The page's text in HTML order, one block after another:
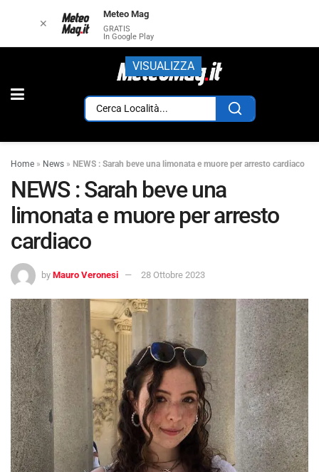
Home » News » NEWS : Sarah beve una limonata e muore per arresto cardiaco
NEWS : Sarah beve una
limonata e muore per arresto
cardiaco
by Mauro Veronesi 28 Ottobre 2023
✕
Meteo Mag
GRATIS
In Google Play
VISUALIZZA